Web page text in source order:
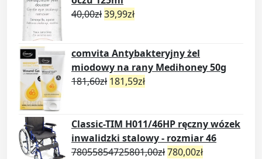
40,00zł39,99zł
comvita Antybakteryjny żel
miodowy na rany Medihoney 50g
181,60zł 181,59zł
Classic-TIM H011/46HP ręczny wózek
inwalidzki stalowy - rozmiar 46
78055854725801,00zł780,00zł